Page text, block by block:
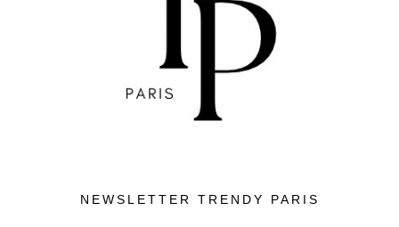
NEWSLETTER TRENDY PARIS